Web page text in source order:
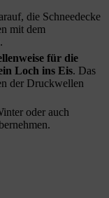
die Schneedecke
mit dem
für die
Loch ins Eis. Das
der Druckwellen
oder auch